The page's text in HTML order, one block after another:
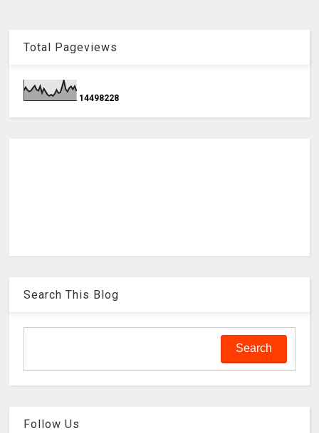
Total Pageviews
14498228
Search This Blog
Follow Us